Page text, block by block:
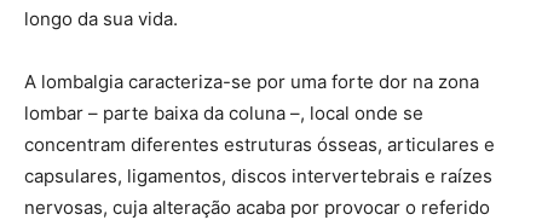
longo da sua vida.
A lombalgia caracteriza-se por uma forte dor na zona
lombar – parte baixa da coluna –, local onde se
concentram diferentes estruturas ósseas, articulares e
capsulares, ligamentos, discos intervertebrais e raízes
nervosas, cuja alteração acaba por provocar o referido